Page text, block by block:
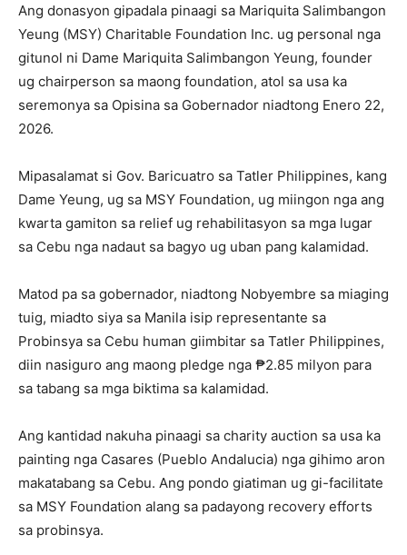
Ang donasyon gipadala pinaagi sa Mariquita Salimbangon
Yeung (MSY) Charitable Foundation Inc. ug personal nga
gitunol ni Dame Mariquita Salimbangon Yeung, founder
ug chairperson sa maong foundation, atol sa usa ka
seremonya sa Opisina sa Gobernador niadtong Enero 22,
2026.
Mipasalamat si Gov. Baricuatro sa Tatler Philippines, kang
Dame Yeung, ug sa MSY Foundation, ug miingon nga ang
kwarta gamiton sa relief ug rehabilitasyon sa mga lugar
sa Cebu nga nadaut sa bagyo ug uban pang kalamidad.
Matod pa sa gobernador, niadtong Nobyembre sa miaging
tuig, miadto siya sa Manila isip representante sa
Probinsya sa Cebu human giimbitar sa Tatler Philippines,
diin nasiguro ang maong pledge nga ₱2.85 milyon para
sa tabang sa mga biktima sa kalamidad.
Ang kantidad nakuha pinaagi sa charity auction sa usa ka
painting nga Casares (Pueblo Andalucia) nga gihimo aron
makatabang sa Cebu. Ang pondo giatiman ug gi-facilitate
sa MSY Foundation alang sa padayong recovery efforts
sa probinsya.